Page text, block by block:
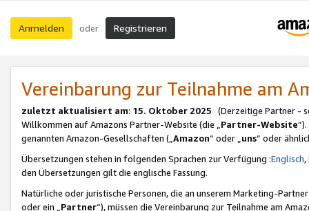
Anmelden oder Registrieren
Vereinbarung zur Teilnahme am
zuletzt aktualisiert am: 15. Oktober 2025 (Derzeitige Partner -
Willkommen auf Amazons Partner-Website (die „Partner-Website
genannten Amazon-Gesellschaften („Amazon“ oder „uns“ oder
Übersetzungen stehen in folgenden Sprachen zur Verfügung :Englisch,
den Übersetzungen gilt die englische Fassung.
Natürliche oder juristische Personen, die an unserem Marketing-
oder ein „Partner“), müssen die Vereinbarung zur Teilnahme am